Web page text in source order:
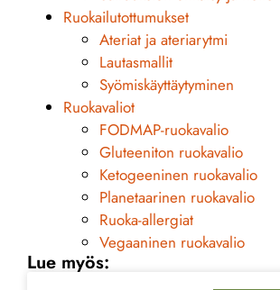
Ruokailutottumukset
Ateriat ja ateriarytmi
Lautasmallit
Syömiskäyttäytyminen
Ruokavaliot
FODMAP-ruokavalio
Gluteeniton ruokavalio
Ketogeeninen ruokavalio
Planetaarinen ruokavalio
Ruoka-allergiat
Vegaaninen ruokavalio
Lue myös: